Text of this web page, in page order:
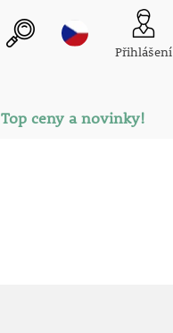
Přihlášení
Top ceny a novinky!